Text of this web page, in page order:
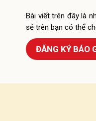
Bài viết trên đây là
sẻ trên bạn có thể
ĐĂNG KÝ BÁO